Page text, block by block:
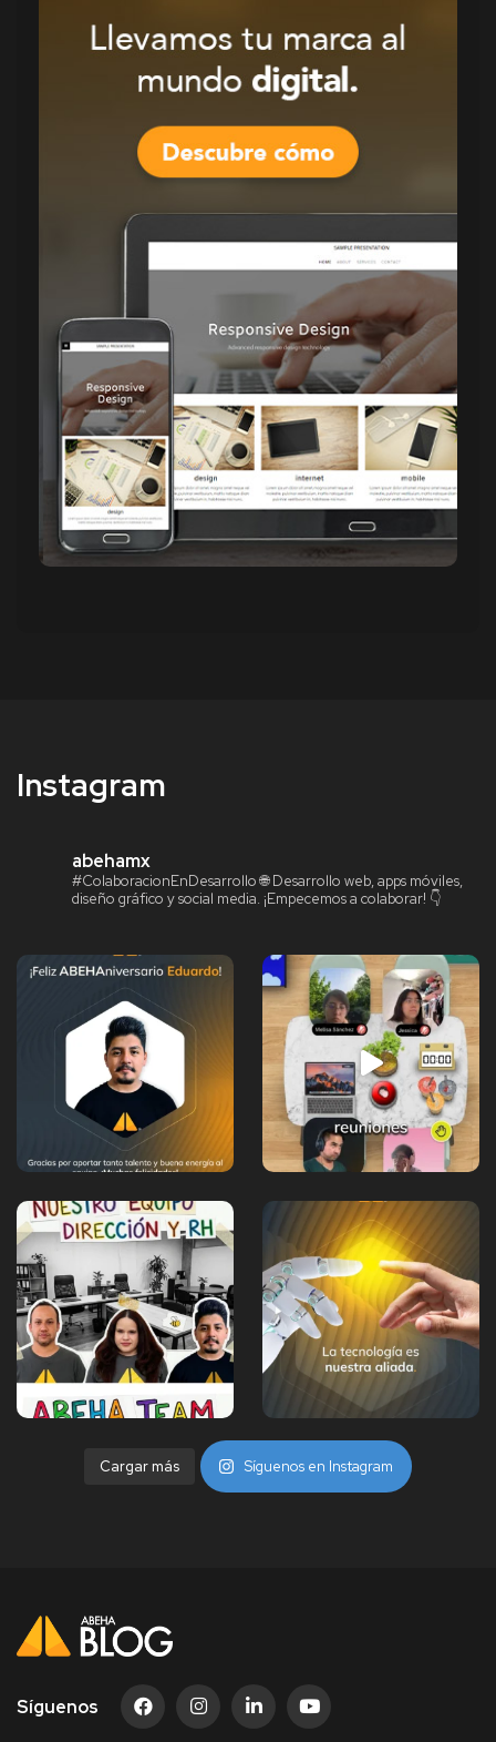
Instagram
abehamx
#ColaboracionEnDesarrollo🌐 Desarrollo web, apps móviles,
diseño gráfico y social media. ¡Empecemos a colaborar! 👇
Cargar más Síguenos en Instagram
Síguenos